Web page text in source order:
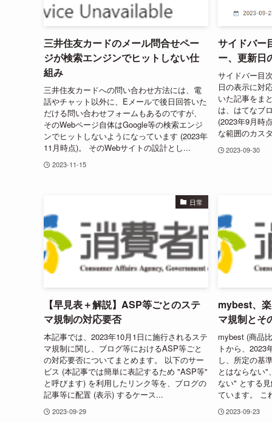
三井住友カードのメール問合せペー
ジが検索エンジンでヒットしない仕
組み
三井住友カードへの問い合わせ方法には、電
話やチャット以外に、Eメールで後日回答いた
だける問い合わせフォームもあるのですが、
そのWebページ自体はGoogle等の検索エンジ
ンでヒットしないようになっています (2023年
11月時点)。 そのWebサイトの設計とし...
2023-11-15
サイドバー
ー、更新日
サイドバー目
日の表示に対
いた記事をま
は、はてなブ
(2023年9月時
な範囲のカス
2023-09-30
日常
【早見表＋解説】ASP等ごとのステ
マ規制の対応要否
本記事では、2023年10月1日に施行されるステ
マ規制に関し、ブログ等におけるASP等ごと
の対応要否についてまとめます。 以下のサー
ビス (本記事では簡単に表記するため "ASP等"
と呼びます) を利用したリンク等を、ブログの
記事等に配置 (表示) するケース...
2023-09-29
mybest、
マ規制とそ
mybest (商品
トから、2023
し、所定の基
とはならない
ない" とする
ています。 こ
2023-09-23